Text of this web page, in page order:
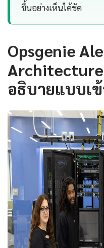
ขึ้นอย่างเห็นได้ชัด
Opsgenie
อธิบายแบบเข้